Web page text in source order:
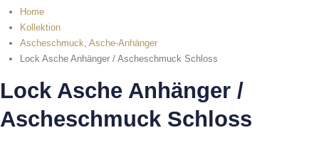
Home
Kollektion
Ascheschmuck, Asche-Anhänger
Lock Asche Anhänger / Ascheschmuck Schloss
Lock Asche Anhänger /
Ascheschmuck Schloss